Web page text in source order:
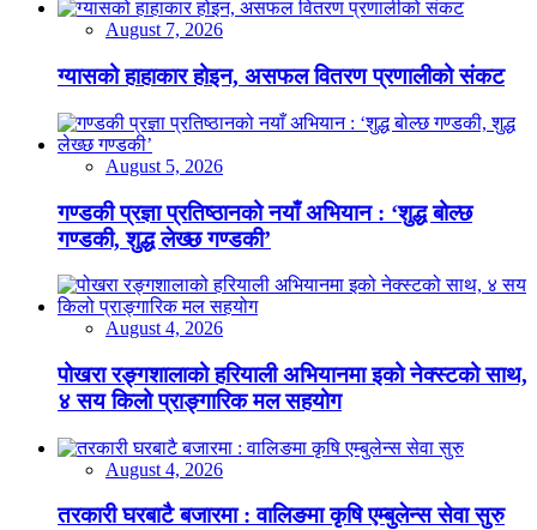
August 7, 2026
ग्यासको हाहाकार होइन, असफल वितरण प्रणालीको संकट
August 5, 2026
गण्डकी प्रज्ञा प्रतिष्ठानको नयाँ अभियान : ‘शुद्ध बोल्छ
गण्डकी, शुद्ध लेख्छ गण्डकी’
August 4, 2026
पोखरा रङ्गशालाको हरियाली अभियानमा इको नेक्स्टको साथ,
४ सय किलो प्राङ्गारिक मल सहयोग
August 4, 2026
तरकारी घरबाटै बजारमा : वालिङमा कृषि एम्बुलेन्स सेवा सुरु